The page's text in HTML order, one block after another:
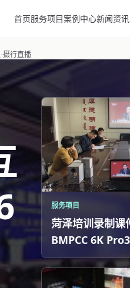
首页服务项目案例中心新闻资讯
摄行直播
服务项目
菏泽培训录制课
BMPCC 6K